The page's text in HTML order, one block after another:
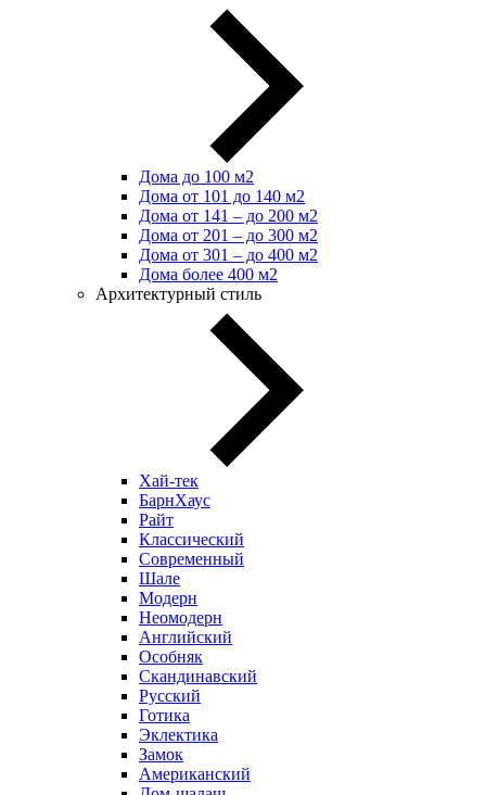
Дома до 100 м2
Дома от 101 до 140 м2
Дома от 141 – до 200 м2
Дома от 201 – до 300 м2
Дома от 301 – до 400 м2
Дома более 400 м2
Архитектурный стиль
Хай-тек
БарнХаус
Райт
Классический
Современный
Шале
Модерн
Неомодерн
Английский
Особняк
Скандинавский
Русский
Готика
Эклектика
Замок
Американский